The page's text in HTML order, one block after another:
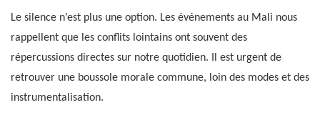
Le silence n’est plus une option. Les événements au Mali nous
rappellent que les conflits lointains ont souvent des
répercussions directes sur notre quotidien. Il est urgent de
retrouver une boussole morale commune, loin des modes et des
instrumentalisation.